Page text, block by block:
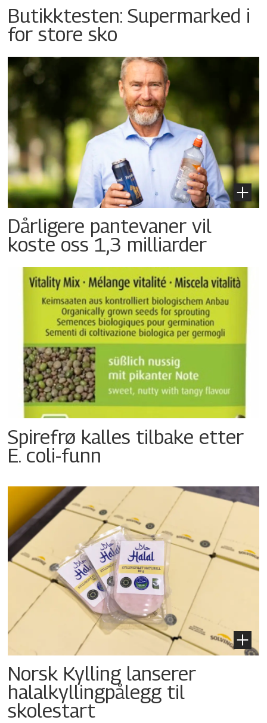
Butikktesten: Supermarked i
for store sko
Dårligere pantevaner vil
koste oss 1,3 milliarder
Spirefrø kalles tilbake etter
E. coli-funn
Norsk Kylling lanserer
halalkyllingpålegg til
skolestart